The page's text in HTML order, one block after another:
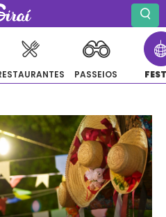
PASSEIOS